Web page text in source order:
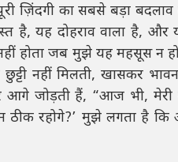
ज़िंदगी का सबसे बड़ा
है, यह दोहराव वाला है,
होता जब मुझे यह महसूस न
नहीं मिलती, खासकर
जोड़ती हैं, “आज भी, मेरी
ठीक रहोगे?’ मुझे लगता है